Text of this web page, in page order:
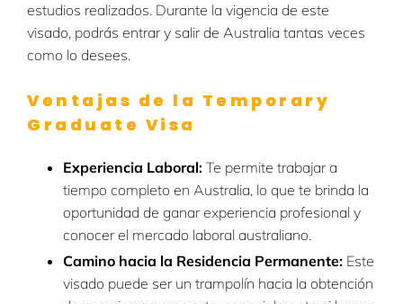
estudios realizados. Durante la vigencia de este
visado, podrás entrar y salir de Australia tantas veces
como lo desees.
Ventajas de la Temporary
Graduate Visa
Experiencia Laboral: Te permite trabajar a
tiempo completo en Australia, lo que te brinda la
oportunidad de ganar experiencia profesional y
conocer el mercado laboral australiano.
Camino hacia la Residencia Permanente: Este
visado puede ser un trampolín hacia la obtención